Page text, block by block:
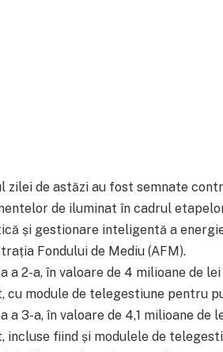
zilei de astăzi au fost semnate
de iluminat în cadrul
și gestionare inteligentă a
Fondului de Mediu (AFM).
a 2-a, în valoare de 4 milioane de
cu module de telegestiune pentru
a 3-a, în valoare de 4,1 milioane
incluse fiind și modulele de